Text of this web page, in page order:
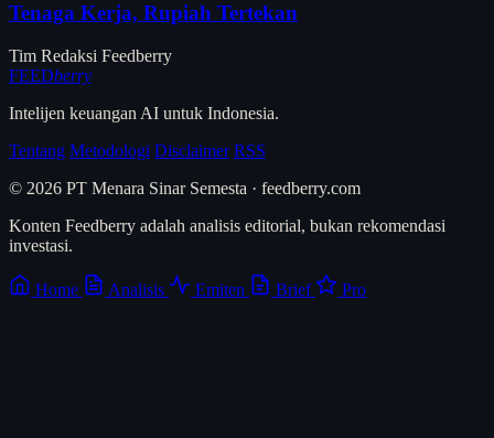
Tenaga Kerja, Rupiah Tertekan
Tim Redaksi Feedberry
FEEDberry
Intelijen keuangan AI untuk Indonesia.
Tentang Metodologi Disclaimer RSS
© 2026 PT Menara Sinar Semesta · feedberry.com
Konten Feedberry adalah analisis editorial, bukan rekomendasi
investasi.
Home Analisis Emiten Brief Pro